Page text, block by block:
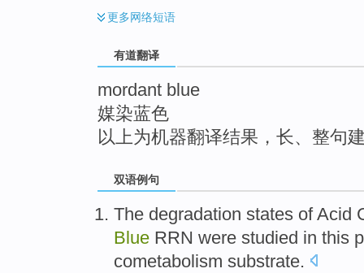
更多网络短语
有道翻译
mordant blue
媒染蓝色
以上为机器翻译结果，长、整句
双语例句
The degradation states of Acid
Blue RRN were studied in this
cometabolism substrate.